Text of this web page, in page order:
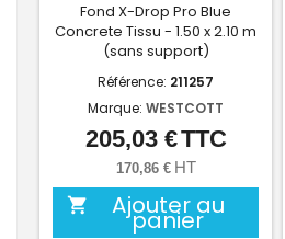
Fond X-Drop Pro Blue
Concrete Tissu - 1.50 x 2.10 m
(sans support)
Référence: 211257
Marque: WESTCOTT
Prix
205,03 €TTC
170,86 € HT
 Ajouter au
panier